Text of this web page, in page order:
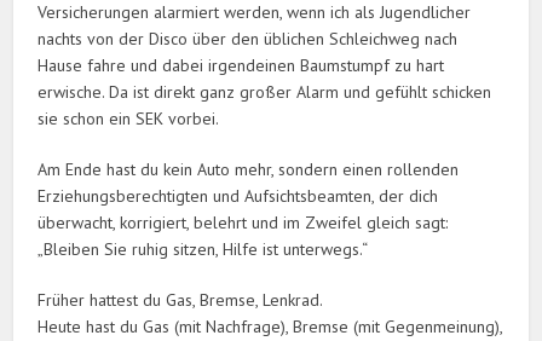
Versicherungen alarmiert werden, wenn ich als Jugendlicher
nachts von der Disco über den üblichen Schleichweg nach
Hause fahre und dabei irgendeinen Baumstumpf zu hart
erwische. Da ist direkt ganz großer Alarm und gefühlt schicken
sie schon ein SEK vorbei.
Am Ende hast du kein Auto mehr, sondern einen rollenden
Erziehungsberechtigten und Aufsichtsbeamten, der dich
überwacht, korrigiert, belehrt und im Zweifel gleich sagt:
„Bleiben Sie ruhig sitzen, Hilfe ist unterwegs.“
Früher hattest du Gas, Bremse, Lenkrad.
Heute hast du Gas (mit Nachfrage), Bremse (mit Gegenmeinung),